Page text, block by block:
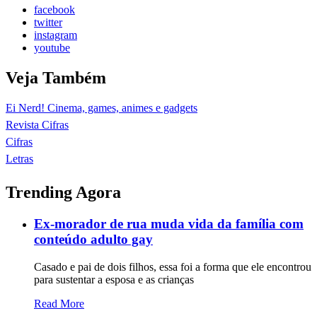
facebook
twitter
instagram
youtube
Veja Também
Ei Nerd! Cinema, games, animes e gadgets
Revista Cifras
Cifras
Letras
Trending Agora
Ex-morador de rua muda vida da família com
conteúdo adulto gay
Casado e pai de dois filhos, essa foi a forma que ele encontrou
para sustentar a esposa e as crianças
Read More